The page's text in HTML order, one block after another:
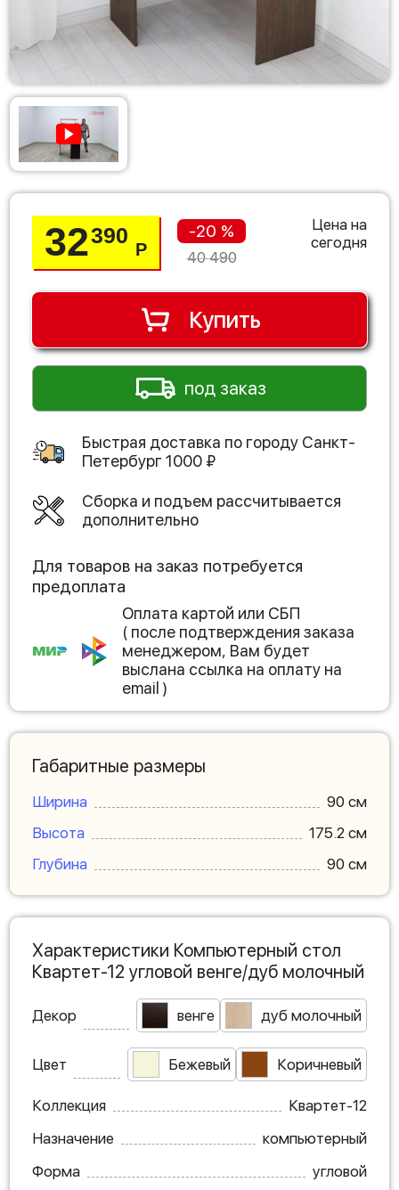
32390
Р
-20 %
40 490
Цена на
сегодня
Купить
под заказ
Быстрая доставка по городу Санкт-
Петербург1000 ₽
Сборка и подъем рассчитывается
дополнительно
Для товаров на заказ потребуется
предоплата
Оплата картой или СБП
( после подтверждения заказа
менеджером, Вам будет
выслана ссылка на оплату на
email )
Габаритные размеры
Ширина
90 см
Высота
175.2 см
Глубина
90 см
Характеристики Компьютерный стол
Квартет-12 угловой венге/дуб молочный
Декор венге дуб молочный
Цвет Бежевый Коричневый
Коллекция
Квартет-12
Назначение
компьютерный
Форма
угловой